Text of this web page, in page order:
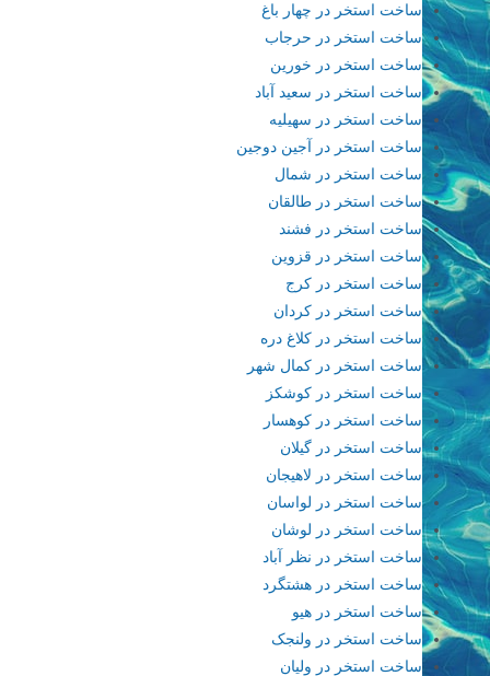
ساخت استخر در چهار باغ
ساخت استخر در حرجاب
ساخت استخر در خورین
ساخت استخر در سعید آباد
ساخت استخر در سهیلیه
ساخت استخر در آجین دوجین
ساخت استخر در شمال
ساخت استخر در طالقان
ساخت استخر در فشند
ساخت استخر در قزوین
ساخت استخر در کرج
ساخت استخر در کردان
ساخت استخر در کلاغ دره
ساخت استخر در کمال شهر
ساخت استخر در کوشکز
ساخت استخر در کوهسار
ساخت استخر در گیلان
ساخت استخر در لاهیجان
ساخت استخر در لواسان
ساخت استخر در لوشان
ساخت استخر در نظر آباد
ساخت استخر در هشتگرد
ساخت استخر در هیو
ساخت استخر در ولنجک
ساخت استخر در ولیان